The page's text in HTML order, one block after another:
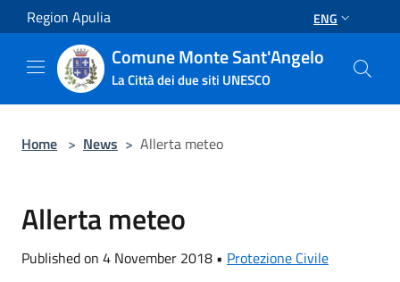
Salta al contenuto principale
Region Apulia ENG
Comune Monte Sant'Angelo
La Città dei due siti UNESCO
Home > News > Allerta meteo
Allerta meteo
Published on 4 November 2018 • Protezione Civile